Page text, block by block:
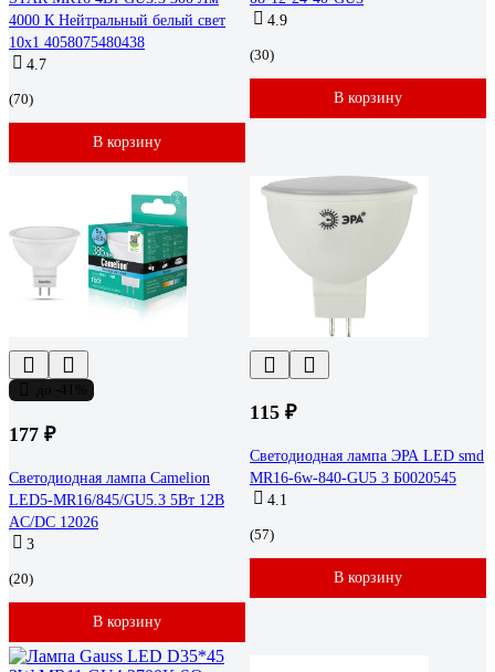
4000 К Нейтральный белый свет
10х1 4058075480438
4.7
(70)
В корзину
4.9
(30)
В корзину
177 ₽
Светодиодная лампа Camelion
LED5-MR16/845/GU5.3 5Вт 12В
AC/DC 12026
3
(20)
В корзину
115 ₽
Светодиодная лампа ЭРА LED smd
MR16-6w-840-GU5 3 Б0020545
4.1
(57)
В корзину